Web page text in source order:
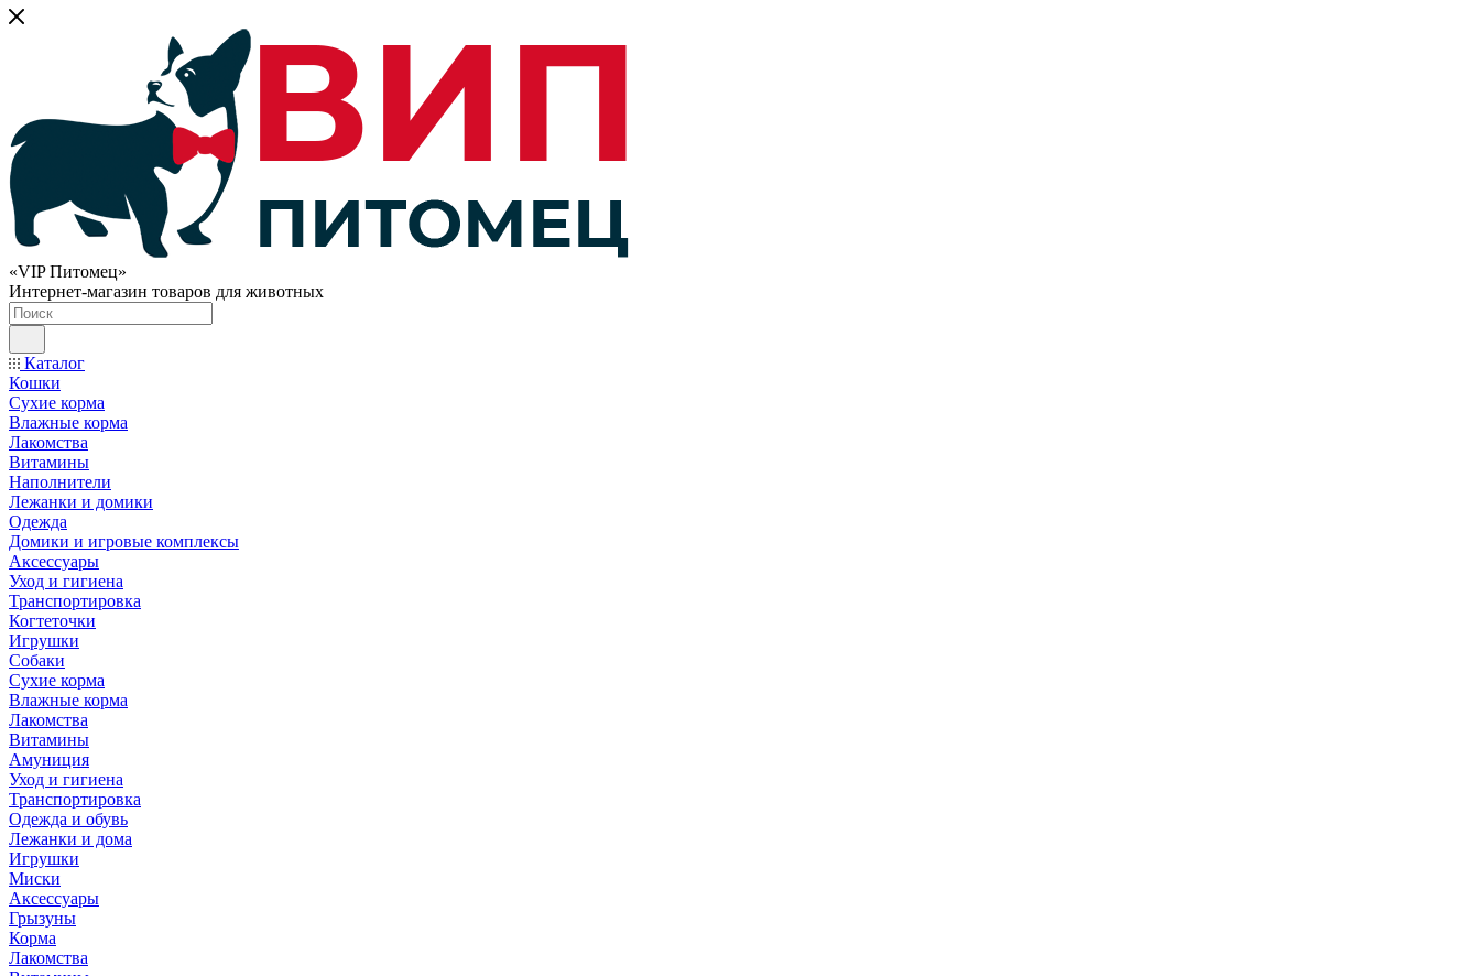
«VIP Питомец»
Интернет-магазин товаров для животных
Каталог
Кошки
Сухие корма
Влажные корма
Лакомства
Витамины
Наполнители
Лежанки и домики
Одежда
Домики и игровые комплексы
Аксессуары
Уход и гигиена
Транспортировка
Когтеточки
Игрушки
Собаки
Сухие корма
Влажные корма
Лакомства
Витамины
Амуниция
Уход и гигиена
Транспортировка
Одежда и обувь
Лежанки и дома
Игрушки
Миски
Аксессуары
Грызуны
Корма
Лакомства